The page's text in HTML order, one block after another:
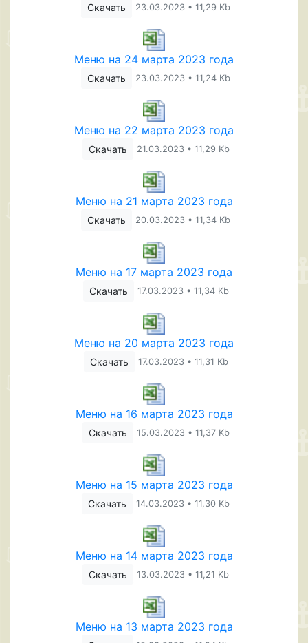
Скачать 23.03.2023 • 11,29 Kb
Меню на 24 марта 2023 года
Скачать 23.03.2023 • 11,24 Kb
Меню на 22 марта 2023 года
Скачать 21.03.2023 • 11,29 Kb
Меню на 21 марта 2023 года
Скачать 20.03.2023 • 11,34 Kb
Меню на 17 марта 2023 года
Скачать 17.03.2023 • 11,34 Kb
Меню на 20 марта 2023 года
Скачать 17.03.2023 • 11,31 Kb
Меню на 16 марта 2023 года
Скачать 15.03.2023 • 11,37 Kb
Меню на 15 марта 2023 года
Скачать 14.03.2023 • 11,30 Kb
Меню на 14 марта 2023 года
Скачать 13.03.2023 • 11,21 Kb
Меню на 13 марта 2023 года